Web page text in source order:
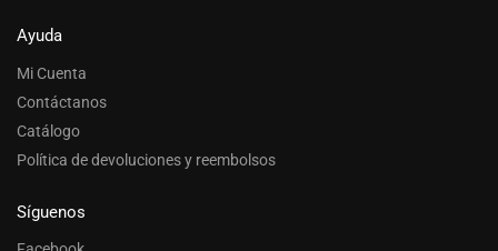
Ayuda
Mi Cuenta
Contáctanos
Catálogo
Política de devoluciones y reembolsos
Síguenos